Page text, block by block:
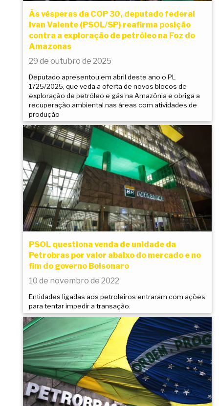
Às vésperas da COP 30, deputado federal
Ivan Valente (PSOL/SP) reafirma posição
contra a exploração de petróleo na Foz do
Amazonas
29 de outubro de 2025
Deputado apresentou em abril deste ano o PL
1725/2025, que veda a oferta de novos blocos de
exploração de petróleo e gás na Amazônia e obriga a
recuperação ambiental nas áreas com atividades de
produção
PSOL questiona venda de unidade da
Petrobras por valor abaixo do mercado e no
fim do governo Bolsonaro
10 de novembro de 2022
Entidades ligadas aos petroleiros entraram com ações
para tentar impedir a transação.